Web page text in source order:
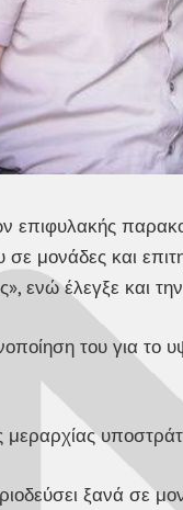
επιφυλακής
μονάδες και
ενώ έλεγξε και την
του για το
ξανά σε